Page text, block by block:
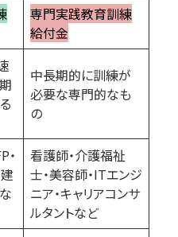
専門実践教育訓練
給付金
中長期的に訓練が
必要な専門的なも
の
・
看護師・介護福祉
士・美容師・ITエンジ
ニア・キャリアコンサ
ルタントなど